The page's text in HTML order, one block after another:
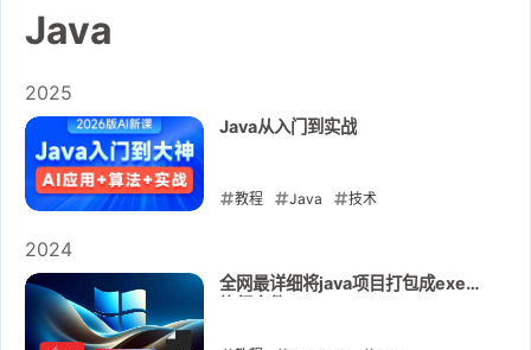
Java
2025
Java从入门到实战
教程 Java 技术
2024
全网最详细将java项目打包成exe可